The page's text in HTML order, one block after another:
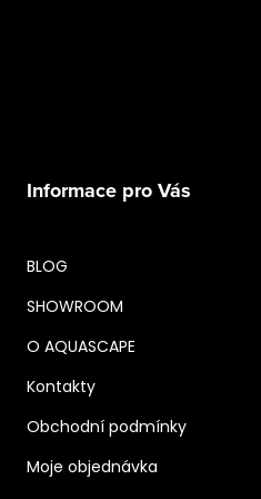
Informace pro Vás
BLOG
SHOWROOM
O AQUASCAPE
Kontakty
Obchodní podmínky
Moje objednávka